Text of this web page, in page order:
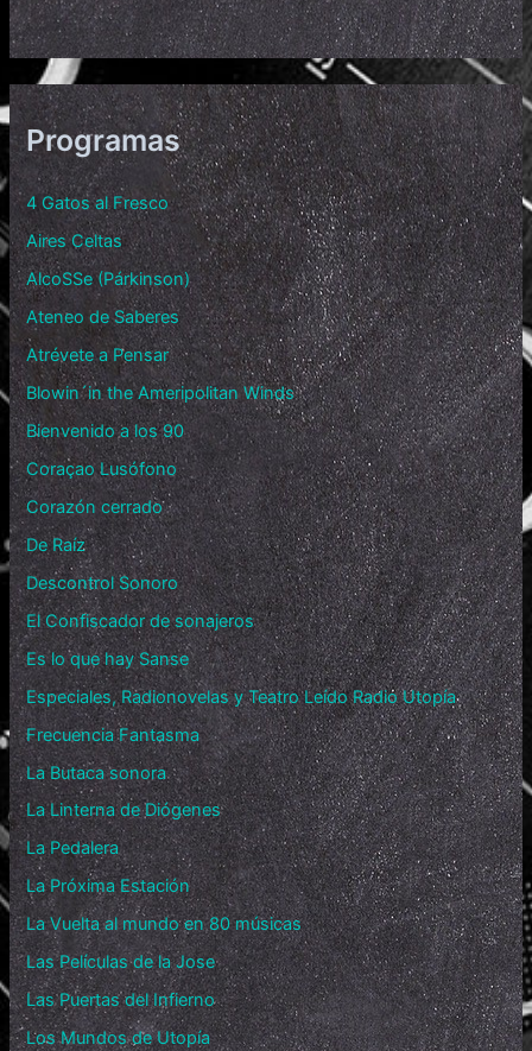
Programas
4 Gatos al Fresco
Aires Celtas
AlcoSSe (Párkinson)
Ateneo de Saberes
Atrévete a Pensar
Blowin´in the Ameripolitan Winds
Bienvenido a los 90
Coraçao Lusófono
Corazón cerrado
De Raíz
Descontrol Sonoro
El Confiscador de sonajeros
Es lo que hay Sanse
Especiales, Radionovelas y Teatro Leído Radio Utopía
Frecuencia Fantasma
La Butaca sonora
La Linterna de Diógenes
La Pedalera
La Próxima Estación
La Vuelta al mundo en 80 músicas
Las Películas de la Jose
Las Puertas del Infierno
Los Mundos de Utopía